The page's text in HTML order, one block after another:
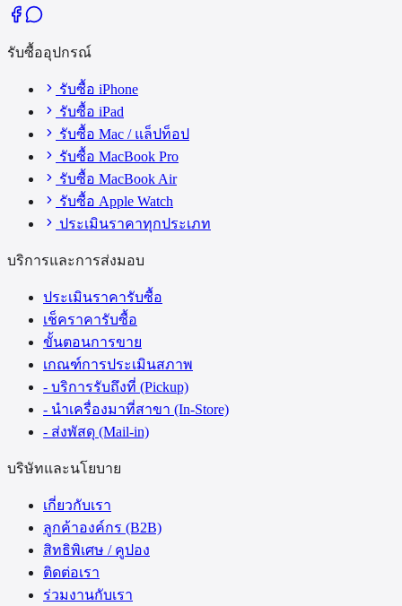
รับซื้ออุปกรณ์
รับซื้อ iPhone
รับซื้อ iPad
รับซื้อ Mac / แล็ปท็อป
รับซื้อ MacBook Pro
รับซื้อ MacBook Air
รับซื้อ Apple Watch
ประเมินราคาทุกประเภท
บริการและการส่งมอบ
ประเมินราคารับซื้อ
เช็คราคารับซื้อ
ขั้นตอนการขาย
เกณฑ์การประเมินสภาพ
- บริการรับถึงที่ (Pickup)
- นำเครื่องมาที่สาขา (In-Store)
- ส่งพัสดุ (Mail-in)
บริษัทและนโยบาย
เกี่ยวกับเรา
ลูกค้าองค์กร (B2B)
สิทธิพิเศษ / คูปอง
ติดต่อเรา
ร่วมงานกับเรา